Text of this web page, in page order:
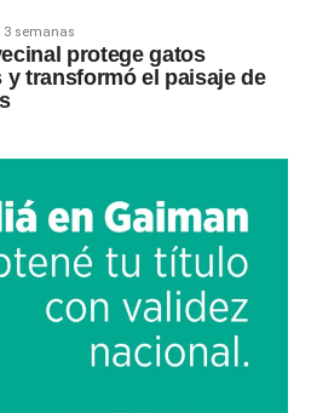
3 semanas
protege gatos
y transformó el paisaje de